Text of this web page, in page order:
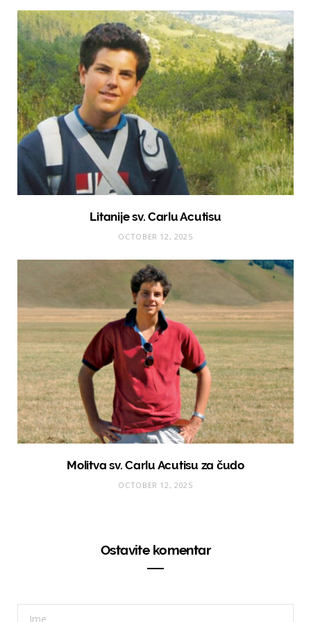
Litanije sv. Carlu Acutisu
OCTOBER 12, 2025
Molitva sv. Carlu Acutisu za čudo
OCTOBER 12, 2025
Ostavite komentar